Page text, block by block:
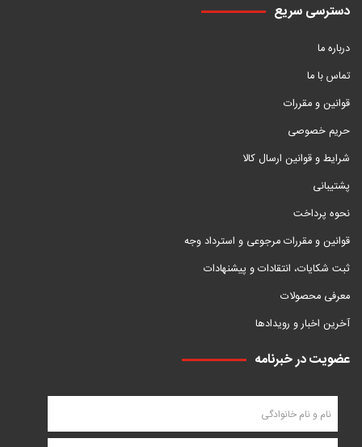
دسترسی سریع
درباره ما
تماس با ما
قوانین و مقررات
حریم خصوصی
شرایط و قوانین ارسال کالا
پشتیبانی
نحوه پرداخت
قوانین و مقررات مرجوعی و استرداد وجه
ثبت شکایات، انتقادات و پیشنهادات
معرفی محصولات
آخرین اخبار و رویدادها
عضویت در خبرنامه